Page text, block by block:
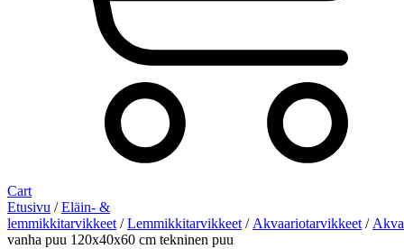
Cart
Etusivu /Eläin- &
lemmikkitarvikkeet /Lemmikkitarvikkeet / Akvaariotarvikkeet /
vanha puu 120x40x60 cm tekninen puu